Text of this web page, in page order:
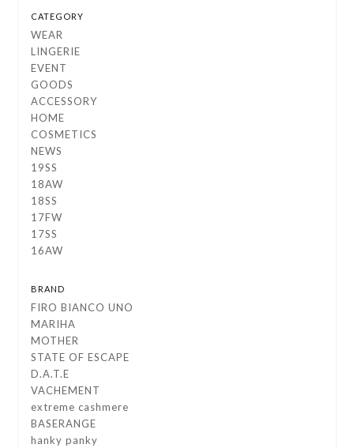
CATEGORY
WEAR
LINGERIE
EVENT
GOODS
ACCESSORY
HOME
COSMETICS
NEWS
19SS
18AW
18SS
17FW
17SS
16AW
BRAND
FIRO BIANCO UNO
MARIHA
MOTHER
STATE OF ESCAPE
D.A.T.E
VACHEMENT
extreme cashmere
BASERANGE
hanky panky